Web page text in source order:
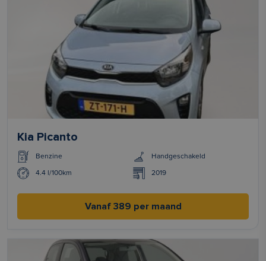
Kia Picanto
Benzine Handgeschakeld
4.4 l/100km 2019
Vanaf 389 per maand